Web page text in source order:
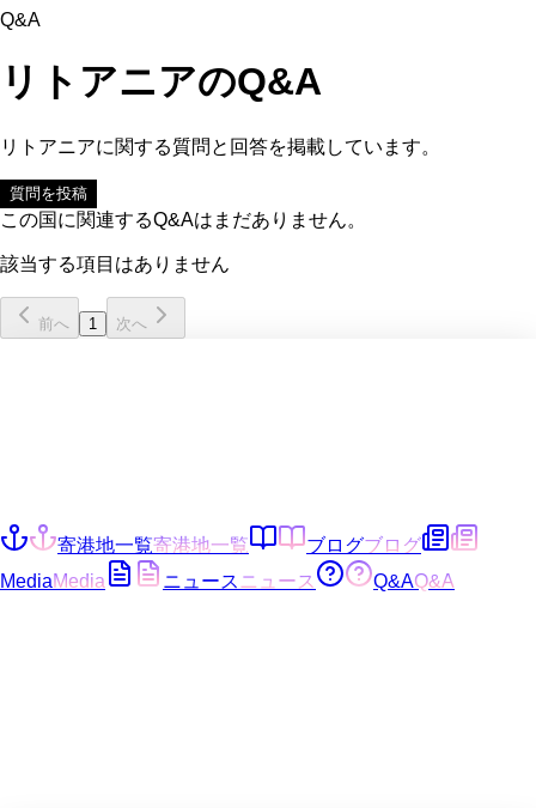
Q&A
リトアニアのQ&A
リトアニアに関する質問と回答を掲載しています。
質問を投稿
この国に関連するQ&Aはまだありません。
該当する項目はありません
前へ 1 次へ
寄港地一覧寄港地一覧 ブログブログ
MediaMedia ニュース ニュース Q&AQ&A